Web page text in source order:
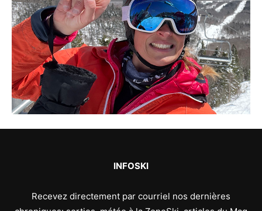
INFOSKI
Recevez directement par courriel nos dernières